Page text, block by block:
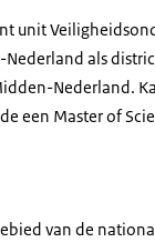
unit
als
Nederland.
een Master of
van de